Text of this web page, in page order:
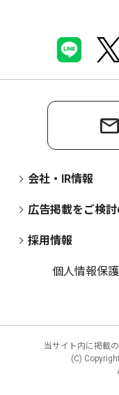
会社・IR情報
広告掲載をご検
採用情報
個人情報保
当サイト内に掲載
(C) Copyright